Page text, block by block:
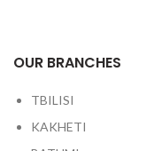
OUR BRANCHES
TBILISI
KAKHETI